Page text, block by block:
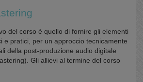
del corso è quello di fornire gli elementi
e pratici, per un approccio tecnicamente
della post-produzione audio digitale
Gli allievi al termine del corso